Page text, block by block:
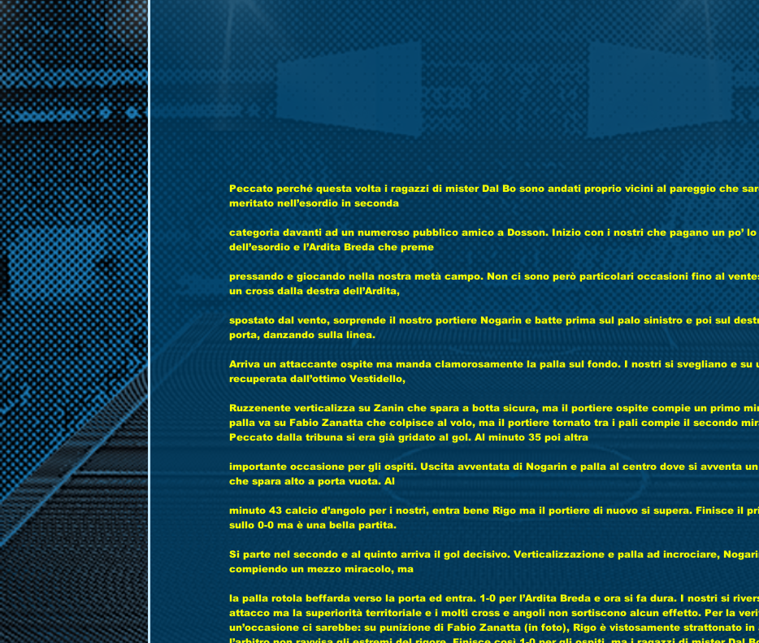
Peccato perché questa volta i ragazzi di mister Dal Bo sono andati proprio vicini al pareggio che
meritato nell’esordio in seconda
categoria davanti ad un numeroso pubblico amico a Dosson. Inizio con i nostri che pagano un po’
dell’esordio e l’Ardita Breda che preme
pressando e giocando nella nostra metà campo. Non ci sono però particolari occasioni fino al
un cross dalla destra dell’Ardita,
spostato dal vento, sorprende il nostro portiere Nogarin e batte prima sul palo sinistro e poi sul
porta, danzando sulla linea.
Arriva un attaccante ospite ma manda clamorosamente la palla sul fondo. I nostri si svegliano e su
recuperata dall’ottimo Vestidello,
Ruzzenente verticalizza su Zanin che spara a botta sicura, ma il portiere ospite compie un primo
palla va su Fabio Zanatta che colpisce al volo, ma il portiere tornato tra i pali compie il secondo
Peccato dalla tribuna si era già gridato al gol. Al minuto 35 poi altra
importante occasione per gli ospiti. Uscita avventata di Nogarin e palla al centro dove si avventa
che spara alto a porta vuota. Al
minuto 43 calcio d’angolo per i nostri, entra bene Rigo ma il portiere di nuovo si supera. Finisce il
sullo 0-0 ma è una bella partita.
Si parte nel secondo e al quinto arriva il gol decisivo. Verticalizzazione e palla ad incrociare,
compiendo un mezzo miracolo, ma
la palla rotola beffarda verso la porta ed entra. 1-0 per l’Ardita Breda e ora si fa dura. I nostri si
attacco ma la superiorità territoriale e i molti cross e angoli non sortiscono alcun effetto. Per la
un’occasione ci sarebbe: su punizione di Fabio Zanatta (in foto), Rigo è vistosamente strattonato in